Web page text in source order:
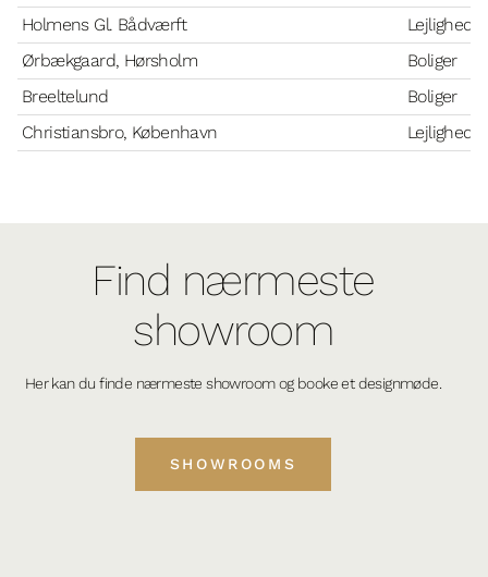
Holmens Gl. Bådværft
Ørbækgaard, Hørsholm
Boliger
Breeltelund
Boliger
Christiansbro, København
Lejligheder
Find nærmeste
showroom
Her kan du finde nærmeste showroom og booke et designmøde.
SHOWROOMS